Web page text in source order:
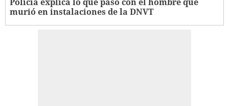
murió en instalaciones de la DNVT